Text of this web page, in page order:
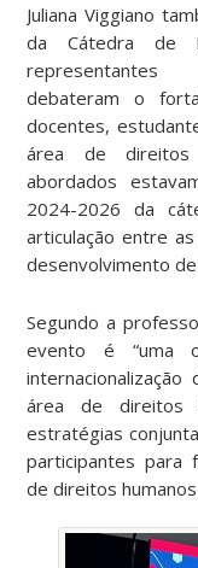
Juliana Viggiano
da Cátedra de
debateram o
docentes,
área de direitos
abordados
2024-2026 da
articulação entre
desenvolvimento
Segundo a
evento é “uma
área de direitos
estratégias
participantes para
de direitos